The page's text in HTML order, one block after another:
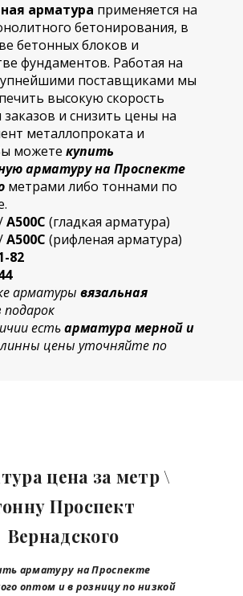
арматура применяется на
бетонирования, в
бетонных блоков и
фундаментов. Работая на
поставщиками мы
высокую скорость
и снизить цены на
металлопроката и
можете купить
арматуру на Проспекте
метрами либо тоннами по
А500С (гладкая арматура)
А500С (рифленая арматура)
82
арматуры вязальная
подарок
естьарматура мерной и
цены уточняйте по
цена за метр \
Проспект
Вернадского
арматуру на Проспекте
оптом и в розницупо низкой